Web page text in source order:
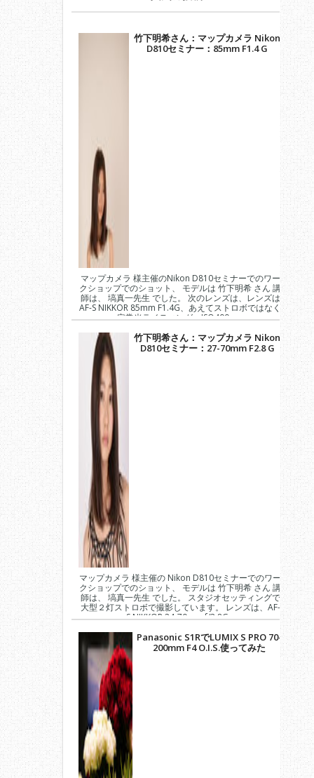
竹下明希さん：マップカメラ Nikon
D810セミナー：85mm F1.4 G
マップカメラ 様主催のNikon D810セミナーでのワー
クショップでのショット、 モデルは 竹下明希 さん 講
師は、 塙真一先生 でした。 次のレンズは、レンズは
AF-S NIKKOR 85mm F1.4G、あえてストロボではなく
定常光ライティング、ISO400、...
竹下明希さん：マップカメラ Nikon
D810セミナー：27-70mm F2.8 G
マップカメラ 様主催の Nikon D810セミナーでのワー
クショップでのショット、 モデルは 竹下明希 さん 講
師は、 塙真一先生 でした。 スタジオセッティングで
大型２灯ストロボで撮影しています。 レンズは、AF-
S NIKKOR 24-70mm f/2.8G...
Panasonic S1RでLUMIX S PRO 70-
200mm F4 O.I.S.使ってみた